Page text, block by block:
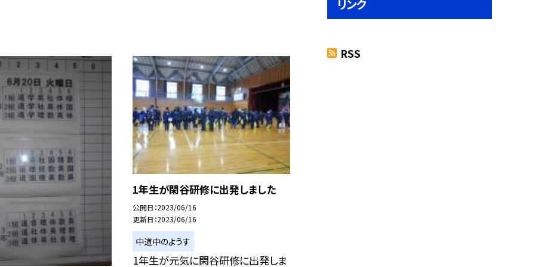
1年生が閑谷研修に出発しました
公開日 2023/06/16
更新日 2023/06/16
中道中のようす
1年生が元気に閑谷研修に出発しま
リンク
RSS